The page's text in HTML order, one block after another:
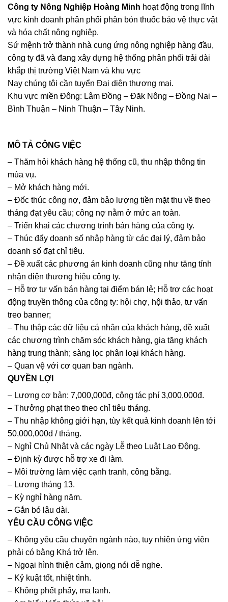
Công ty Nông Nghiệp Hoàng Minh hoạt động trong lĩnh
vực kinh doanh phân phối phân bón thuốc bảo vệ thực vật
và hóa chất nông nghiệp.
Sứ mệnh trở thành nhà cung ứng nông nghiệp hàng đầu,
công ty đã và đang xây dựng hệ thống phân phối trải dài
khắp thị trường Việt Nam và khu vực
Nay chúng tôi cần tuyển Đại diện thương mại.
Khu vực miền Đông: Lâm Đồng – Đăk Nông – Đồng Nai –
Bình Thuận – Ninh Thuận – Tây Ninh.
MÔ TẢ CÔNG VIỆC
– Thăm hỏi khách hàng hệ thống cũ, thu nhập thông tin
mùa vụ.
– Mở khách hàng mới.
– Đốc thúc công nợ, đảm bảo lượng tiền mặt thu về theo
tháng đạt yêu cầu; công nợ nằm ở mức an toàn.
– Triển khai các chương trình bán hàng của công ty.
– Thúc đẩy doanh số nhập hàng từ các đại lý, đảm bảo
doanh số đạt chỉ tiêu.
– Đề xuất các phương án kinh doanh cũng như tăng tính
nhận diện thương hiệu công ty.
– Hỗ trợ tư vấn bán hàng tại điểm bán lẻ; Hỗ trợ các hoạt
động truyền thông của công ty: hội chợ, hội thảo, tư vấn
treo banner;
– Thu thập các dữ liệu cá nhân của khách hàng, đề xuất
các chương trình chăm sóc khách hàng, gia tăng khách
hàng trung thành; sàng lọc phân loại khách hàng.
– Quan vệ với cơ quan ban ngành.
QUYỀN LỢI
– Lương cơ bản: 7,000,000đ, công tác phí 3,000,000đ.
– Thưởng phạt theo theo chỉ tiêu tháng.
– Thu nhập không giới hạn, tùy kết quả kinh doanh lên tới
50,000,000đ / tháng.
– Nghỉ Chủ Nhật và các ngày Lễ theo Luật Lao Động.
– Định kỳ được hỗ trợ xe đi làm.
– Môi trường làm việc cạnh tranh, công bằng.
– Lương tháng 13.
– Kỳ nghỉ hàng năm.
– Gắn bó lâu dài.
YÊU CẦU CÔNG VIỆC
– Không yêu cầu chuyên ngành nào, tuy nhiên ứng viên
phải có bằng Khá trở lên.
– Ngoại hình thiện cảm, giọng nói dễ nghe.
– Kỷ kuật tốt, nhiệt tình.
– Không phết phẩy, ma lanh.